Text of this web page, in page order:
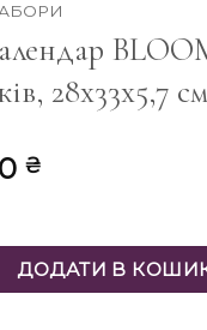
28х33х5,7 см
₴
BERRY: 24
ДОДАТИ В